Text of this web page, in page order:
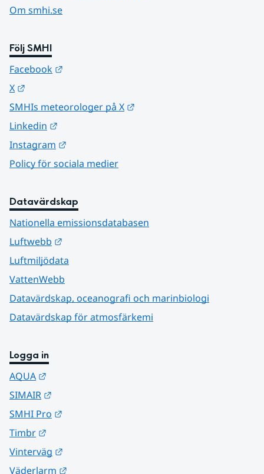
Om smhi.se
Följ SMHI
Facebook
X
SMHIs meteorologer på X
Linkedin
Instagram
Policy för sociala medier
Datavärdskap
Nationella emissionsdatabasen
Luftwebb
Luftmiljödata
VattenWebb
Datavärdskap, oceanografi och marinbiologi
Datavärdskap för atmosfärkemi
Logga in
AQUA
SIMAIR
SMHI Pro
Timbr
Vinterväg
Väderlarm